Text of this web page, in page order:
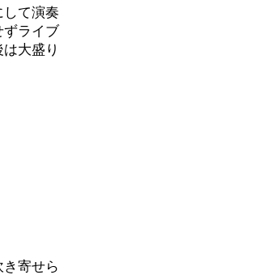
て演奏
ライブ
大盛り
寄せら